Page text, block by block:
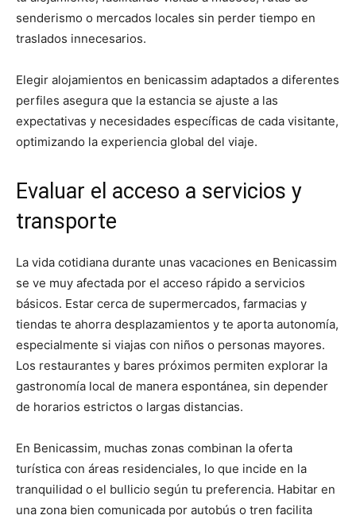
senderismo o mercados locales sin perder tiempo en
traslados innecesarios.
Elegir alojamientos en benicassim adaptados a diferentes
perfiles asegura que la estancia se ajuste a las
expectativas y necesidades específicas de cada visitante,
optimizando la experiencia global del viaje.
Evaluar el acceso a servicios y
transporte
La vida cotidiana durante unas vacaciones en Benicassim
se ve muy afectada por el acceso rápido a servicios
básicos. Estar cerca de supermercados, farmacias y
tiendas te ahorra desplazamientos y te aporta autonomía,
especialmente si viajas con niños o personas mayores.
Los restaurantes y bares próximos permiten explorar la
gastronomía local de manera espontánea, sin depender
de horarios estrictos o largas distancias.
En Benicassim, muchas zonas combinan la oferta
turística con áreas residenciales, lo que incide en la
tranquilidad o el bullicio según tu preferencia. Habitar en
una zona bien comunicada por autobús o tren facilita